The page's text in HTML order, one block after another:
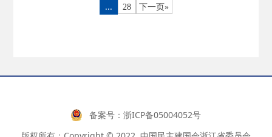
... 28 下一页»
备案号： 浙ICP备05004052号